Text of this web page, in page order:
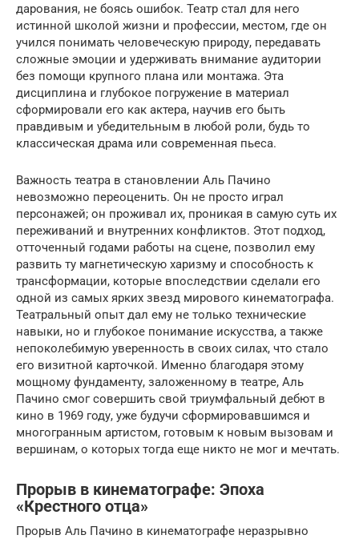
дарования, не боясь ошибок. Театр стал для него
истинной школой жизни и профессии, местом, где он
учился понимать человеческую природу, передавать
сложные эмоции и удерживать внимание аудитории
без помощи крупного плана или монтажа. Эта
дисциплина и глубокое погружение в материал
сформировали его как актера, научив его быть
правдивым и убедительным в любой роли, будь то
классическая драма или современная пьеса.
Важность театра в становлении Аль Пачино
невозможно переоценить. Он не просто играл
персонажей; он проживал их, проникая в самую суть их
переживаний и внутренних конфликтов. Этот подход,
отточенный годами работы на сцене, позволил ему
развить ту магнетическую харизму и способность к
трансформации, которые впоследствии сделали его
одной из самых ярких звезд мирового кинематографа.
Театральный опыт дал ему не только технические
навыки, но и глубокое понимание искусства, а также
непоколебимую уверенность в своих силах, что стало
его визитной карточкой. Именно благодаря этому
мощному фундаменту, заложенному в театре, Аль
Пачино смог совершить свой триумфальный дебют в
кино в 1969 году, уже будучи сформировавшимся и
многогранным артистом, готовым к новым вызовам и
вершинам, о которых тогда еще никто не мог и мечтать.
Прорыв в кинематографе: Эпоха
«Крестного отца»
Прорыв Аль Пачино в кинематографе неразрывно